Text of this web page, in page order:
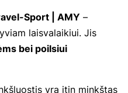
Sport | AMY –
laisvalaikiui. Jis
bei poilsiui
yra itin minkštas